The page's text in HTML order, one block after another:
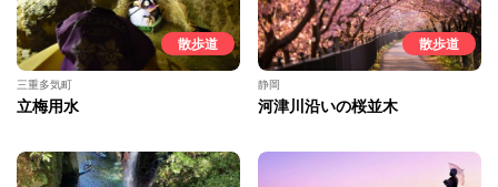
散歩道
三重多気町
立梅用水
散歩道
静岡
河津川沿いの桜並木